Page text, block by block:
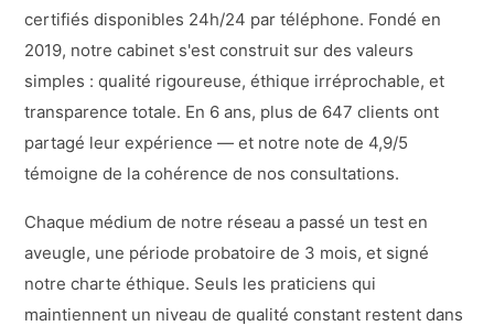
certifiés disponibles 24h/24 par téléphone. Fondé en
2019, notre cabinet s'est construit sur des valeurs
simples : qualité rigoureuse, éthique irréprochable, et
transparence totale. En 6 ans, plus de 647 clients ont
partagé leur expérience — et notre note de 4,9/5
témoigne de la cohérence de nos consultations.
Chaque médium de notre réseau a passé un test en
aveugle, une période probatoire de 3 mois, et signé
notre charte éthique. Seuls les praticiens qui
maintiennent un niveau de qualité constant restent dans